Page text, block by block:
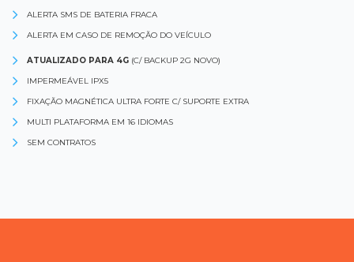
ALERTA SMS DE BATERIA FRACA
ALERTA EM CASO DE REMOÇÃO DO VEÍCULO
ATUALIZADO PARA 4G (C/ BACKUP 2G NOVO)
IMPERMEÁVEL IPX5
FIXAÇÃO MAGNÉTICA ULTRA FORTE C/ SUPORTE EXTRA
MULTI PLATAFORMA EM 16 IDIOMAS
SEM CONTRATOS